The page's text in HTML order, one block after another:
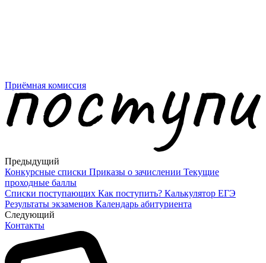
Приёмная комиссия
Предыдущий
Конкурсные списки Приказы о зачислении Текущие
проходные баллы
Списки поступающих Как поступить? Калькулятор ЕГЭ
Результаты экзаменов Календарь абитуриента
Cледующий
Контакты